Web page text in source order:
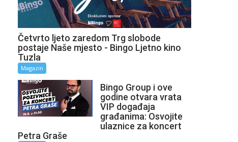
Četvrto ljeto zaredom Trg slobode
postaje Naše mjesto - Bingo Ljetno kino
Tuzla
Magazin
Bingo Group i ove
godine otvara vrata
VIP događaja
građanima: Osvojite
ulaznice za koncert
Petra Graše